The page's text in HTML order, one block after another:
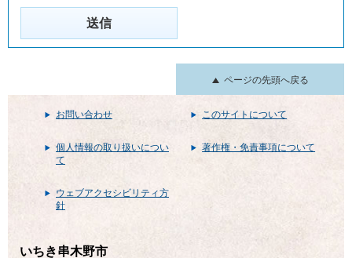
ページの先頭へ戻る
お問い合わせ このサイトについて
個人情報の取り扱いについ
て
著作権・免責事項について
ウェブアクセシビリティ方
針
いちき串木野市